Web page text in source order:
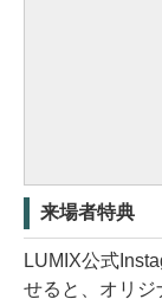
来場者特典
LUMIX公式
せると、オリジ